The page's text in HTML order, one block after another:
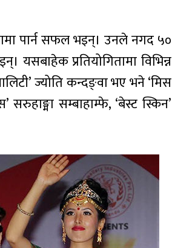
पार्न सफल भइन्। उनले नगद ५०
यसबाहेक प्रतियोगितामा विभिन्न
ज्योति कन्दङ्वा भए भने ‘मिस
सम्बाहाम्फे, ‘बेस्ट स्किन’